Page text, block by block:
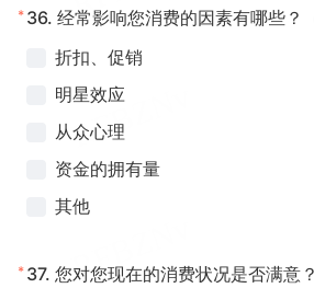
* 36. 经常影响您消费的因素有哪些？
折扣、促销
明星效应
从众心理
资金的拥有量
其他
* 37. 您对您现在的消费状况是否满意？